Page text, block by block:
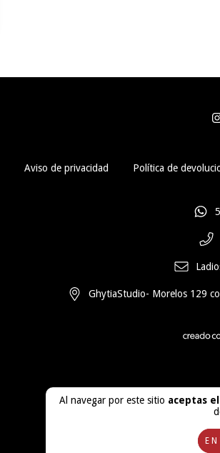
Al navegar por este sitio aceptas
Aviso de privacidad Política de
GhytiaStudio- Morelos 129